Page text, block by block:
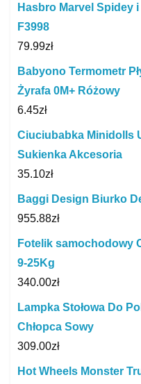
Hasbro Marvel Spidey
F3998
79.99zł
Babyono Termometr
Żyrafa 0M+ Różowy
6.45zł
Ciuciubabka Minidolls
Sukienka Akcesoria
35.10zł
Baggi Design Biurko
955.88zł
Fotelik samochodowy
9-25Kg
340.00zł
Lampka Stołowa Do
Chłopca Sowy
309.00zł
Hot Wheels Monster